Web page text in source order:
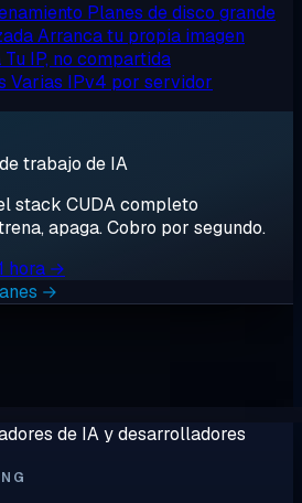
Planes de disco grande
Arranca tu propia imagen
Tu IP, no compartida
Varias IPv4 por servidor
trabajo de IA
stack CUDA completo
apaga. Cobro por segundo.
hora →
→
de IA y desarrolladores